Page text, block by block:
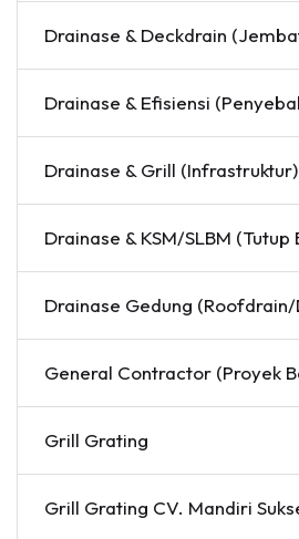
Drainase & Deckdrain
Drainase & Efisiensi
Drainase & Grill (Infrastruktur)
Drainase & KSM/SLBM (Tutup
Drainase Gedung
General Contractor (Proyek
Grill Grating
Grill Grating CV. Mandiri